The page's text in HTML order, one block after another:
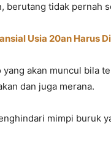
berutang tidak pernah
Usia 20an Harus
akan muncul bila
dan juga merana.
mimpi buruk